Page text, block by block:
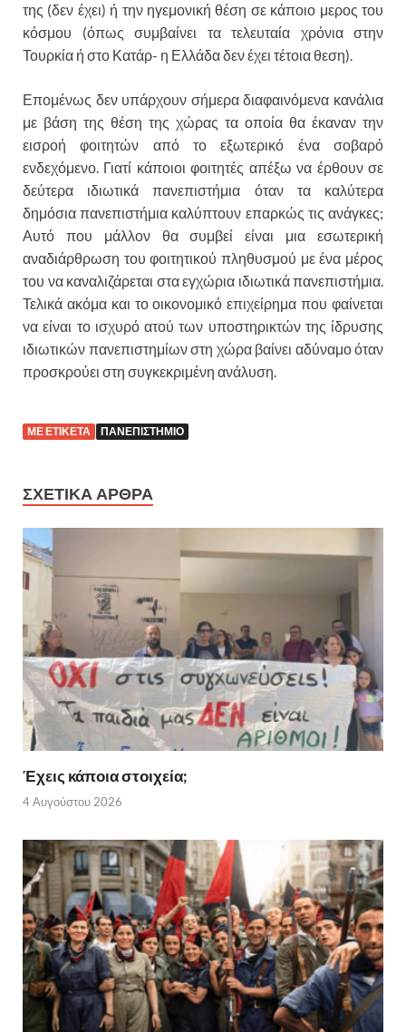
της (δεν έχει) ή την ηγεμονική θέση σε κάποιο μερος του
κόσμου (όπως συμβαίνει τα τελευταία χρόνια στην
Τουρκία ή στο Κατάρ- η Ελλάδα δεν έχει τέτοια θεση).
Επομένως δεν υπάρχουν σήμερα διαφαινόμενα κανάλια
με βάση της θέση της χώρας τα οποία θα έκαναν την
εισροή φοιτητών από το εξωτερικό ένα σοβαρό
ενδεχόμενο. Γιατί κάποιοι φοιτητές απέξω να έρθουν σε
δεύτερα ιδιωτικά πανεπιστήμια όταν τα καλύτερα
δημόσια πανεπιστήμια καλύπτουν επαρκώς τις ανάγκες;
Αυτό που μάλλον θα συμβεί είναι μια εσωτερική
αναδιάρθρωση του φοιτητικού πληθυσμού με ένα μέρος
του να καναλιζάρεται στα εγχώρια ιδιωτικά πανεπιστήμια.
Τελικά ακόμα και το οικονομικό επιχείρημα που φαίνεται
να είναι το ισχυρό ατού των υποστηρικτών της ίδρυσης
ιδιωτικών πανεπιστημίων στη χώρα βαίνει αδύναμο όταν
προσκρούει στη συγκεκριμένη ανάλυση.
ΜΕ ΕΤΙΚΕΤΑ ΠΑΝΕΠΙΣΤΗΜΙΟ
ΣΧΕΤΙΚΑ ΑΡΘΡΑ
Έχεις κάποια στοιχεία;
4 Αυγούστου 2026